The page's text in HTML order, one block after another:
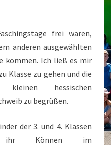
frei waren,
anderen ausgewählten
kommen. Ich ließ es mir
Klasse zu gehen und die
hessischen
zu begrüßen.
der 3. und 4. Klassen
ihr Können im